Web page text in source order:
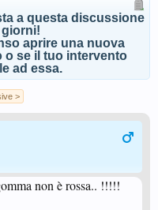
a questa discussione
giorni!
aprire una nuova
se il tuo intervento
ad essa.
>
non è rossa.. !!!!!